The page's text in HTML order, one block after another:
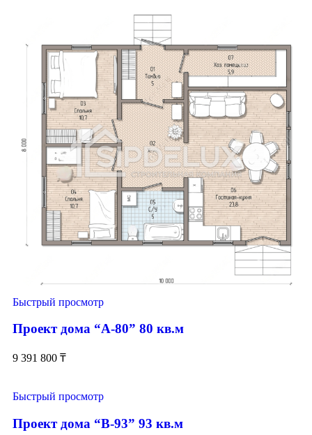
Быстрый просмотр
Проект дома “А-80” 80 кв.м
9 391 800 ₸
Быстрый просмотр
Проект дома “В-93” 93 кв.м